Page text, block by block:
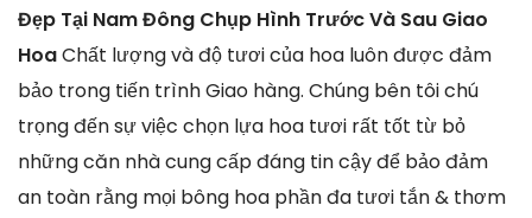
Đẹp Tại Nam Đông Chụp Hình Trước Và Sau Giao
HoaChất lượng và độ tươi của hoa luôn được đảm
bảo trong tiến trình Giao hàng. Chúng bên tôi chú
trọng đến sự việc chọn lựa hoa tươi rất tốt từ bỏ
những căn nhà cung cấp đáng tin cậy để bảo đảm
an toàn rằng mọi bông hoa phần đa tươi tắn & thơm